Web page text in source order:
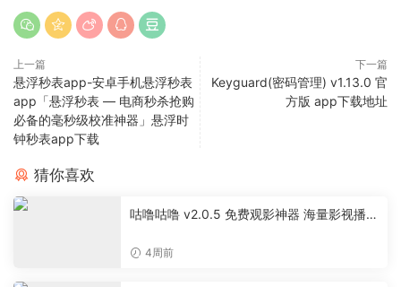
上一篇
悬浮秒表app-安卓手机悬浮秒表
app「悬浮秒表 — 电商秒杀抢购
必备的毫秒级校准神器」悬浮时
钟秒表app下载
下一篇
Keyguard(密码管理) v1.13.0 官
方版 app下载地址
猜你喜欢
咕噜咕噜 v2.0.5 免费观影神器 海量影视播放
4周前